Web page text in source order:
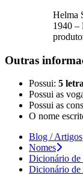
Helma
1940 –
Outras
Possui: 5
Possui as
Possui as
O nome
Blog / Artigos
Nomes
Dicionário de
Dicionário de